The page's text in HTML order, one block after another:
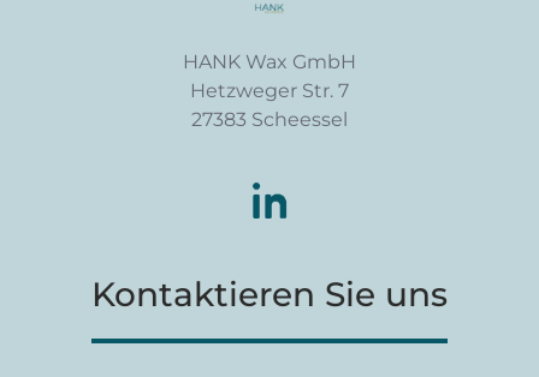
Kontaktieren Sie uns
HANK Wax GmbH
Hetzweger Str. 7
27383 Scheessel